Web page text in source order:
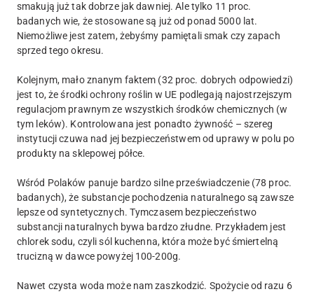
smakują już tak dobrze jak dawniej. Ale tylko 11 proc.
badanych wie, że stosowane są już od ponad 5000 lat.
Niemożliwe jest zatem, żebyśmy pamiętali smak czy zapach
sprzed tego okresu.
Kolejnym, mało znanym faktem (32 proc. dobrych odpowiedzi)
jest to, że środki ochrony roślin w UE podlegają najostrzejszym
regulacjom prawnym ze wszystkich środków chemicznych (w
tym leków). Kontrolowana jest ponadto żywność – szereg
instytucji czuwa nad jej bezpieczeństwem od uprawy w polu po
produkty na sklepowej półce.
Wśród Polaków panuje bardzo silne przeświadczenie (78 proc.
badanych), że substancje pochodzenia naturalnego są zawsze
lepsze od syntetycznych. Tymczasem bezpieczeństwo
substancji naturalnych bywa bardzo złudne. Przykładem jest
chlorek sodu, czyli sól kuchenna, która może być śmiertelną
trucizną w dawce powyżej 100-200g.
Nawet czysta woda może nam zaszkodzić. Spożycie od razu 6